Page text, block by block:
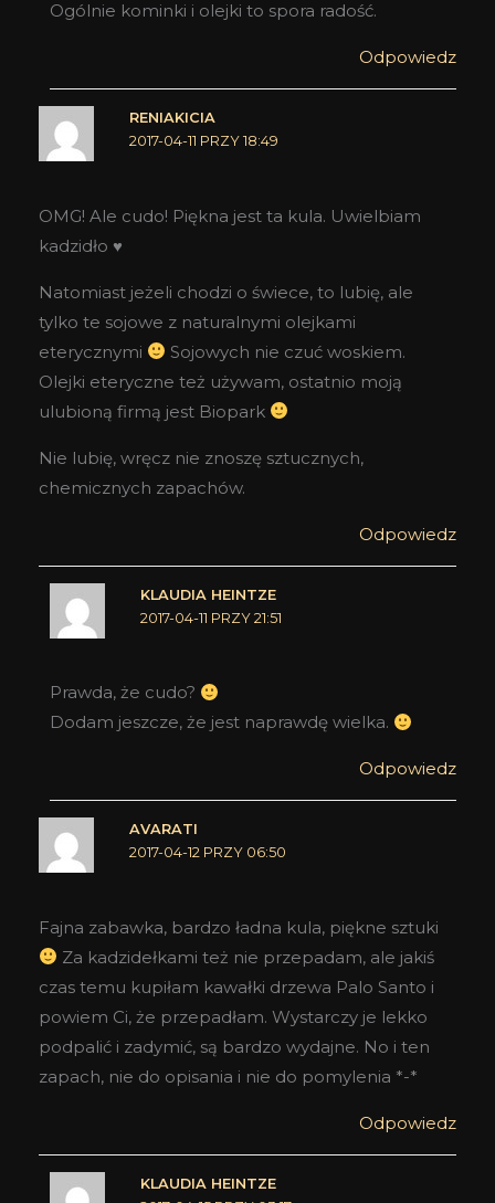
Ogólnie kominki i olejki to spora radość.
Odpowiedz
RENIAKICIA
2017-04-11 PRZY 18:49
OMG! Ale cudo! Piękna jest ta kula. Uwielbiam
kadzidło ♥
Natomiast jeżeli chodzi o świece, to lubię, ale
tylko te sojowe z naturalnymi olejkami
eterycznymi
Sojowych nie czuć woskiem.
Olejki eteryczne też używam, ostatnio moją
ulubioną firmą jest Biopark
Nie lubię, wręcz nie znoszę sztucznych,
chemicznych zapachów.
Odpowiedz
KLAUDIA HEINTZE
2017-04-11 PRZY 21:51
Prawda, że cudo?
Dodam jeszcze, że jest naprawdę wielka.
Odpowiedz
AVARATI
2017-04-12 PRZY 06:50
Fajna zabawka, bardzo ładna kula, piękne sztuki
Za kadzidełkami też nie przepadam, ale jakiś
czas temu kupiłam kawałki drzewa Palo Santo i
powiem Ci, że przepadłam. Wystarczy je lekko
podpalić i zadymić, są bardzo wydajne. No i ten
zapach, nie do opisania i nie do pomylenia *-*
Odpowiedz
KLAUDIA HEINTZE